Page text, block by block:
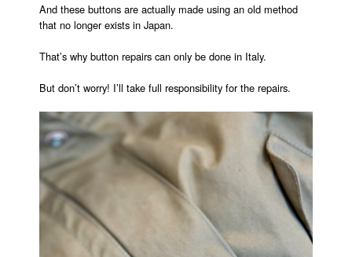
And these buttons are actually made using an old method
that no longer exists in Japan.
That’s why button repairs can only be done in Italy.
But don’t worry! I’ll take full responsibility for the repairs.